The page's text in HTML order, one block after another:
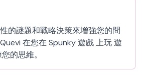
的謎題和戰略決策來增強您的問
在您在 Spunky 遊戲 上玩 遊
的思維。